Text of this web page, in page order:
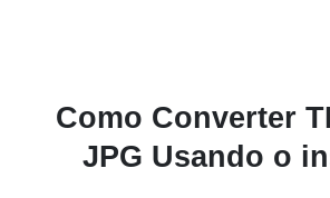
Como Converter
JPG Usando o